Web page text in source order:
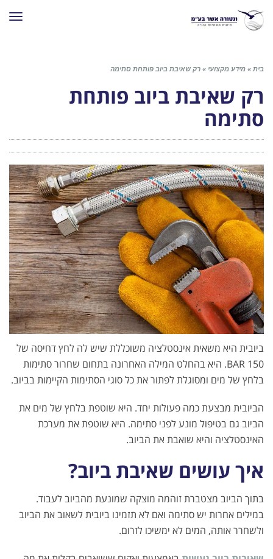
בית » מידע מקצועי » רק שאיבת ביוב פותחת סתימה
רק שאיבת ביוב פותחת
סתימה
ביובית היא משאית אינסטלציה משוכללת שיש לה לחץ דחיסה של
150 BAR. היא בהחלט המילה האחרונה בתחום שחרור סתימות
בלחץ של מים ומסוגלת לפתור את כל סוגי הסתימות הקיימות בביוב.
הביובית מבצעת כמה פעולות יחד. היא שוטפת בלחץ של מים את
הביוב גם בטיפול מונע לפני סתימה. היא שוטפת את מערכת
האינסטלציה והיא שואבת את הביוב.
איך עושים שאיבת ביוב?
בתוך הביוב מצטברת זוהמה מוצקה שמונעת מהביוב לעבוד.
במילים אחרות יש סתימה ואם לא תזמינו ביובית לשאוב את הביוב
ולשחרר אותה, המים לא ימשיכו לזרום.